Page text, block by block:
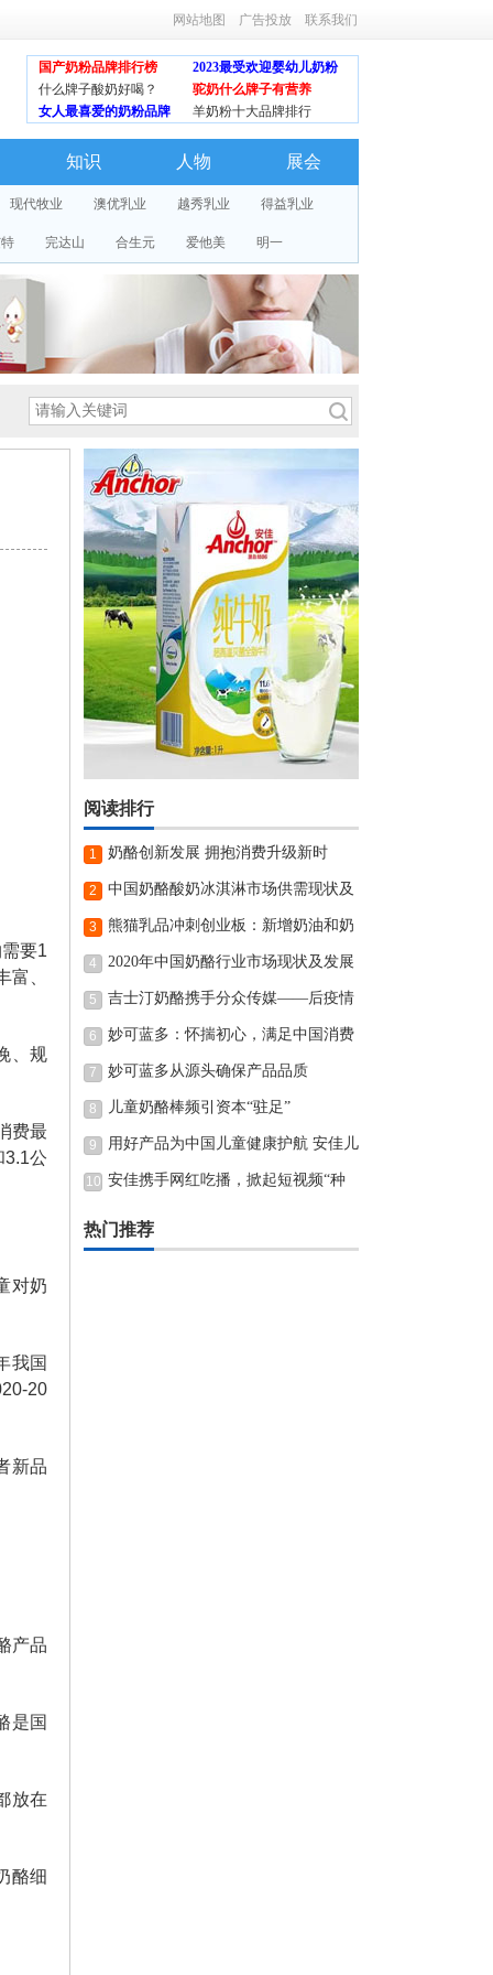
网站地图 广告投放 联系我们
国产奶粉品牌排行榜
2023最受欢迎婴幼儿奶粉
什么牌子酸奶好喝？
驼奶什么牌子有营养
女人最喜爱的奶粉品牌
羊奶粉十大品牌排行
知识 人物 展会
现代牧业 澳优乳业 越秀乳业 得益乳业
完达山 合生元 爱他美 明一
要1
、
、规
费最
3.1公
对奶
我国
20
新品
产品
是国
放在
酪细
阅读排行
1
奶酪创新发展 拥抱消费升级新时
代|2023中国奶酪发展高峰论坛在渝召开
2
中国奶酪酸奶冰淇淋市场供需现状及
前景分析
3
熊猫乳品冲刺创业板：新增奶油和奶
酪产线加快公司发展
4
2020年中国奶酪行业市场现状及发展
前景预测报告
5
吉士汀奶酪携手分众传媒——后疫情
时代的品牌进击
6
妙可蓝多：怀揣初心，满足中国消费
者所需
7 妙可蓝多从源头确保产品品质
8 儿童奶酪棒频引资本“驻足”
9
用好产品为中国儿童健康护航 安佳儿
童高钙奶酪棒备受好评
10 安佳携手网红吃播，掀起短视频“种
热门推荐